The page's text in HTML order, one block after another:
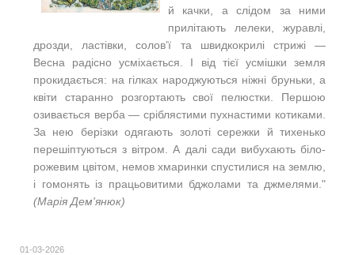
й качки, а слідом за ними
прилітають лелеки, журавлі,
дрозди, ластівки, солов’ї та швидкокрилі стрижі —
Весна радісно усміхається. І від тієї усмішки земля
прокидається: на гілках народжуються ніжні бруньки, а
квіти старанно розгортають свої пелюстки. Першою
озивається верба — сріблястими пухнастими котиками.
За нею берізки одягають золоті сережки й тихенько
перешіптуються з вітром. А далі сади вибухають біло-
рожевим цвітом, немов хмаринки спустилися на землю,
і гомонять із працьовитими бджолами та джмелями."
(Марія Дем'янюк)
01-03-2026